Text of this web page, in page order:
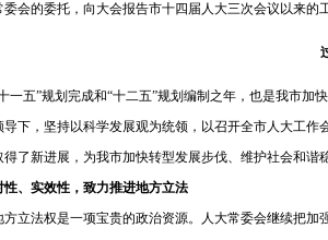
会的委托，向大会报告市十四届人大三次会议以来的
一五”规划完成和“十二五”规划编制之年，也是我市
导下，坚持以科学发展观为统领，以召开全市人大工
得了新进展，为我市加快转型发展步伐、维护社会和谐
性、实效性，致力推进地方立法
立法权是一项宝贵的政治资源。人大常委会继续把加